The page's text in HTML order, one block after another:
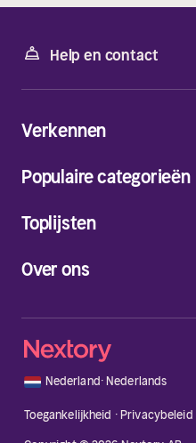
Help en contact
Over ons
Verkennen
Populaire categorieën
Toplijsten
🇳🇱 Nederland·Nederlands
Toegankelijkheid ·Privacybeleid